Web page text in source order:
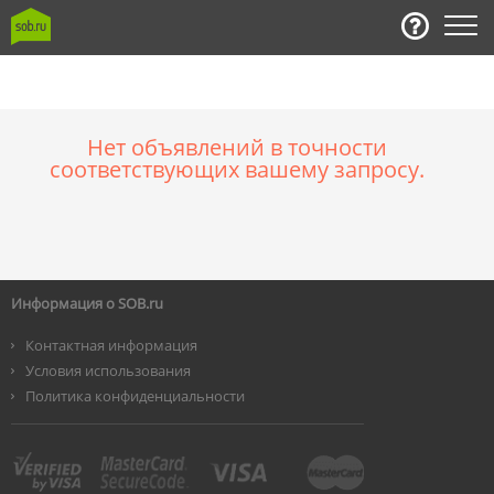
Нет объявлений в точности
соответствующих вашему запросу.
Информация о SOB.ru
Контактная информация
Условия использования
Политика конфиденциальности